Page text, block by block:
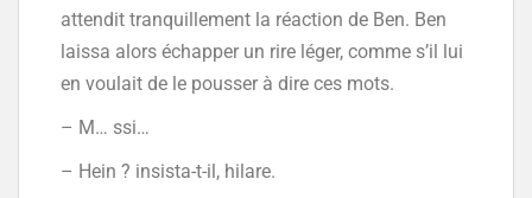
attendit tranquillement la réaction de Ben. Ben
laissa alors échapper un rire léger, comme s’il lui
en voulait de le pousser à dire ces mots.
– M… ssi…
– Hein ? insista-t-il, hilare.